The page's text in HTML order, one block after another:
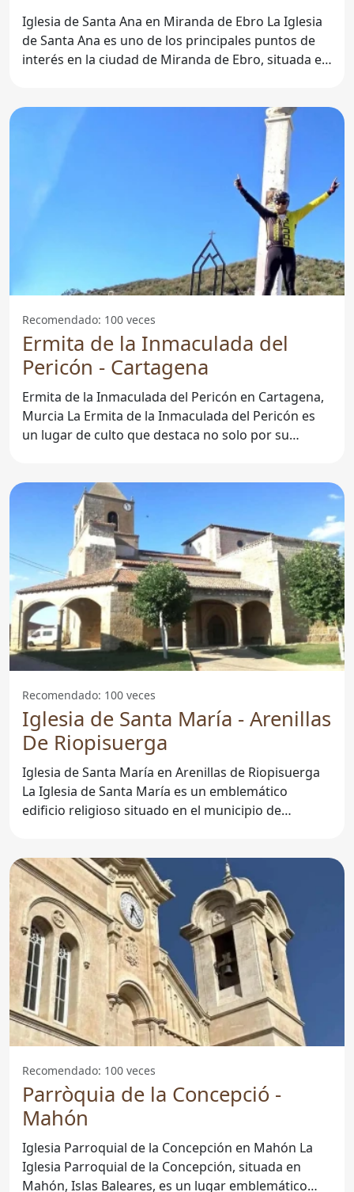
Iglesia de Santa Ana en Miranda de Ebro La Iglesia
de Santa Ana es uno de los principales puntos de
interés en la ciudad de Miranda de Ebro, situada en
Recomendado: 100 veces
Ermita de la Inmaculada del
Pericón - Cartagena
Ermita de la Inmaculada del Pericón en Cartagena,
Murcia La Ermita de la Inmaculada del Pericón es
un lugar de culto que destaca no solo por su
Recomendado: 100 veces
Iglesia de Santa María - Arenillas
De Riopisuerga
Iglesia de Santa María en Arenillas de Riopisuerga
La Iglesia de Santa María es un emblemático
edificio religioso situado en el municipio de
Recomendado: 100 veces
Parròquia de la Concepció -
Mahón
Iglesia Parroquial de la Concepción en Mahón La
Iglesia Parroquial de la Concepción, situada en
Mahón, Islas Baleares, es un lugar emblemático